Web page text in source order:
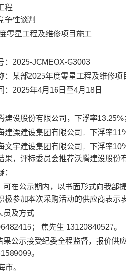
程
争性谈判
零星工程及维修项目施工
2025-JCMEOX-G3003
： 某部2025年度零星工程及维修项
： 2025年4月 16 日至4月 18 日
建设股份有限公司，下浮率13.25%
建溧建设集团有限公司 ，下浮率
文宇建设集团有限公司，下浮率
果， 评标委员会推荐沃腾建设股份
：
可在公示期内，以书面形式向我部
极参加本次采购活动的供应商表示
员及方式
； 焦先生 13120840527。
果公示接受纪委全程监督，报价供
。
市。